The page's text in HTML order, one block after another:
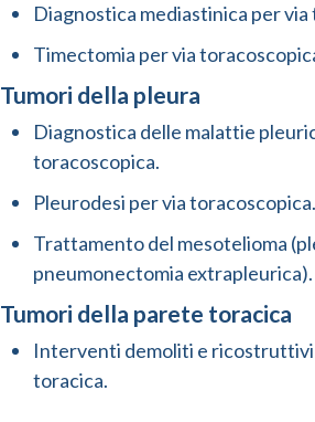
Diagnostica mediastinica per
Timectomia per via
Tumori della pleura
Diagnostica delle malattie
toracoscopica.
Pleurodesi per via toracoscopica.
Trattamento del mesotelioma
pneumonectomia extrapleurica).
Tumori della parete toracica
Interventi demoliti e ricostruttivi
toracica.